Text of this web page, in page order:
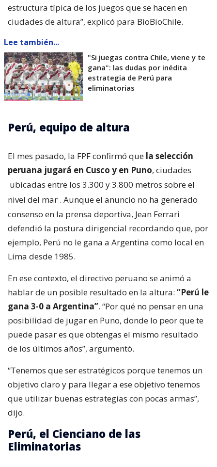
estructura típica de los juegos que se hacen en
ciudades de altura”, explicó para BioBioChile.
Lee también...
"Si juegas contra Chile, viene y te
gana": las dudas por inédita
estrategia de Perú para
eliminatorias
Perú, equipo de altura
El mes pasado, la FPF confirmó que la selección
peruana jugará en Cusco y en Puno, ciudades
ubicadas entre los 3.300 y 3.800 metros sobre el
nivel del mar . Aunque el anuncio no ha generado
consenso en la prensa deportiva, Jean Ferrari
defendió la postura dirigencial recordando que, por
ejemplo, Perú no le gana a Argentina como local en
Lima desde 1985.
En ese contexto, el directivo peruano se animó a
hablar de un posible resultado en la altura: “Perú le
gana 3-0 a Argentina”. “Por qué no pensar en una
posibilidad de jugar en Puno, donde lo peor que te
puede pasar es que obtengas el mismo resultado
de los últimos años”, argumentó.
“Tenemos que ser estratégicos porque tenemos un
objetivo claro y para llegar a ese objetivo tenemos
que utilizar buenas estrategias con pocas armas”,
dijo.
Perú, el Cienciano de las
Eliminatorias